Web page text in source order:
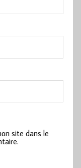
site dans le